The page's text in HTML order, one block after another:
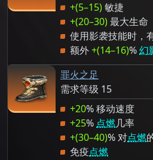
+(5–15)敏捷
+(20–30)最大生命
使用影袭技能时，
额外+(14–16)%幻
罪火之足
需求等级 15
+20% 移动速度
+25% 点燃几率
+(30–40)% 对点燃
免疫点燃